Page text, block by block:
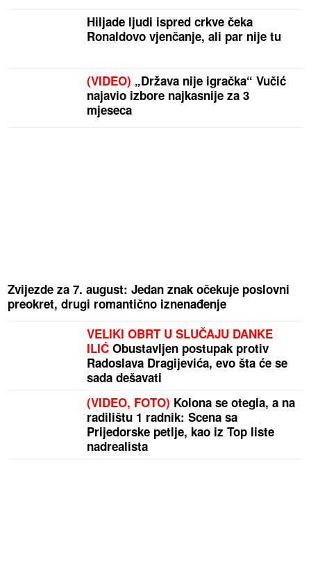
Hiljade ljudi ispred crkve čeka
Ronaldovo vjenčanje, ali par nije tu
(VIDEO) „Država nije igračka“ Vučić
najavio izbore najkasnije za 3
mjeseca
Zvijezde za 7. august: Jedan znak očekuje poslovni
preokret, drugi romantično iznenađenje
VELIKI OBRT U SLUČAJU DANKE
ILIĆ Obustavljen postupak protiv
Radoslava Dragijevića, evo šta će se
sada dešavati
(VIDEO, FOTO) Kolona se otegla, a na
radilištu 1 radnik: Scena sa
Prijedorske petlje, kao iz Top liste
nadrealista